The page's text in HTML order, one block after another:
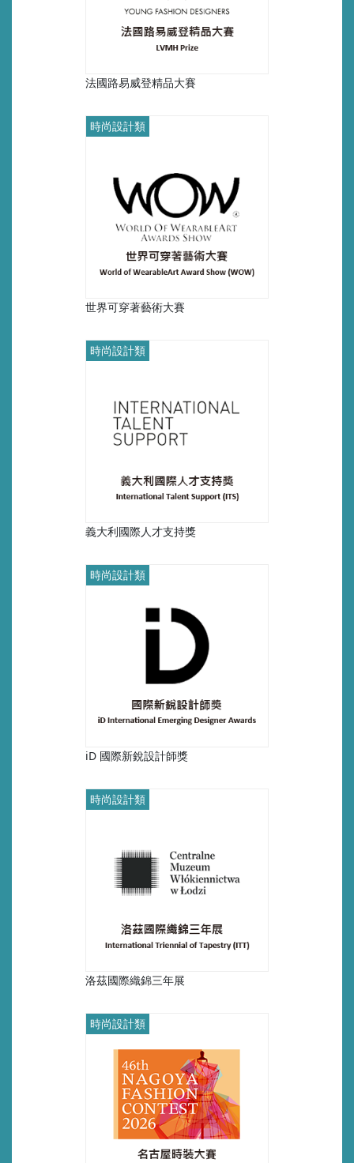
法國路易威登精品大賽
時尚設計類
世界可穿著藝術大賽
時尚設計類
義大利國際人才支持獎
時尚設計類
iD 國際新銳設計師獎
時尚設計類
洛茲國際織錦三年展
時尚設計類